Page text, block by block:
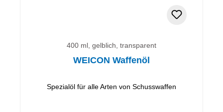
400 ml, gelblich, transparent
WEICON Waffenöl
Spezialöl für alle Arten von Schusswaffen